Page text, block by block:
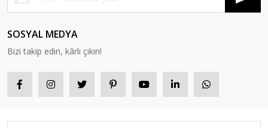
SOSYAL MEDYA
Bizi takip edin, kârlı çıkın!